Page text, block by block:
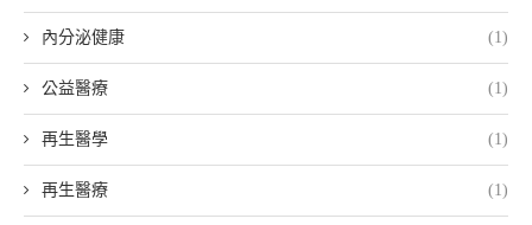
內分泌健康 (1)
公益醫療 (1)
再生醫學 (1)
再生醫療 (1)